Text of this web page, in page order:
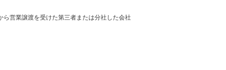
営業譲渡を受けた第三者または分社した会社